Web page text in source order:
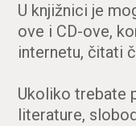
U knjižnici je
ove i CD-ove,
internetu, čitati
Ukoliko trebate
literature,